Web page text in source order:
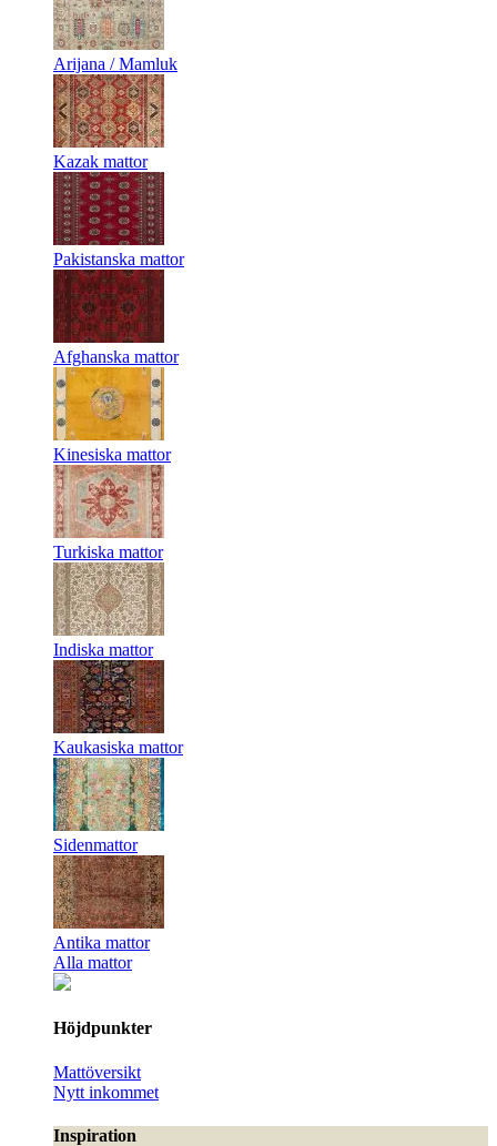
Arijana / Mamluk
Kazak mattor
Pakistanska mattor
Afghanska mattor
Kinesiska mattor
Turkiska mattor
Indiska mattor
Kaukasiska mattor
Sidenmattor
Antika mattor
Alla mattor
Höjdpunkter
Mattöversikt
Nytt inkommet
Inspiration